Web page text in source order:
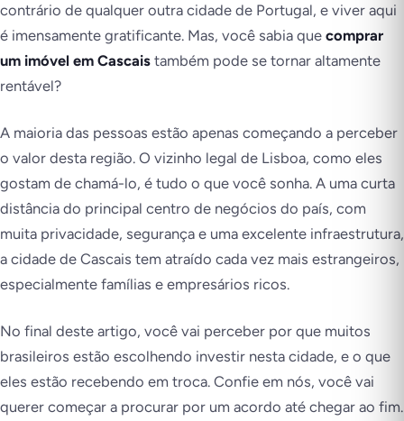
contrário de qualquer outra cidade de Portugal, e viver aqui
é imensamente gratificante. Mas, você sabia que comprar
um imóvel em Cascais também pode se tornar altamente
rentável?
A maioria das pessoas estão apenas começando a perceber
o valor desta região. O vizinho legal de Lisboa, como eles
gostam de chamá-lo, é tudo o que você sonha. A uma curta
distância do principal centro de negócios do país, com
muita privacidade, segurança e uma excelente infraestrutura,
a cidade de Cascais tem atraído cada vez mais estrangeiros,
especialmente famílias e empresários ricos.
No final deste artigo, você vai perceber por que muitos
brasileiros estão escolhendo investir nesta cidade, e o que
eles estão recebendo em troca. Confie em nós, você vai
querer começar a procurar por um acordo até chegar ao fim.